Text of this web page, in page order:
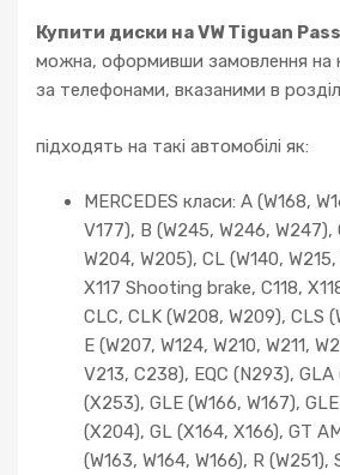
Купити диски на VW Tiguan
можна, оформивши замовлення на
за телефонами, вказаними в
підходять на такі автомобілі як:
MERCEDES класи: A (W168,
V177), B (W245, W246, W247),
W204, W205), CL (W140, W215,
X117 Shooting brake, C118,
CLC, CLK (W208, W209), CLS
E (W207, W124, W210, W211,
V213, C238), EQC (N293),
(X253), GLE (W166, W167),
(X204), GL (X164, X166), GT
(W163, W164, W166), R (W251),